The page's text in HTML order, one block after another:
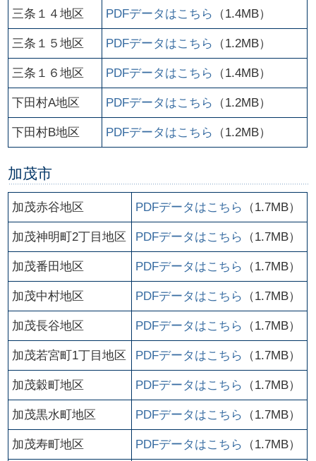
三条１４地区 PDFデータはこちら （1.4MB）
三条１５地区 PDFデータはこちら （1.2MB）
三条１６地区 PDFデータはこちら （1.4MB）
下田村A地区 PDFデータはこちら （1.2MB）
下田村B地区 PDFデータはこちら （1.2MB）
加茂市
加茂赤谷地区 PDFデータはこちら （1.7MB）
加茂神明町2丁目地区 PDFデータはこちら （1.7MB）
加茂番田地区 PDFデータはこちら （1.7MB）
加茂中村地区 PDFデータはこちら （1.7MB）
加茂長谷地区 PDFデータはこちら （1.7MB）
加茂若宮町1丁目地区 PDFデータはこちら （1.7MB）
加茂穀町地区 PDFデータはこちら （1.7MB）
加茂黒水町地区 PDFデータはこちら （1.7MB）
加茂寿町地区 PDFデータはこちら （1.7MB）